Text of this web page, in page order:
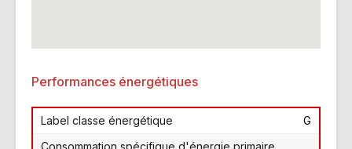
Performances énergétiques
Label classe énergétique
G
Consommation spécifique d'énergie primaire